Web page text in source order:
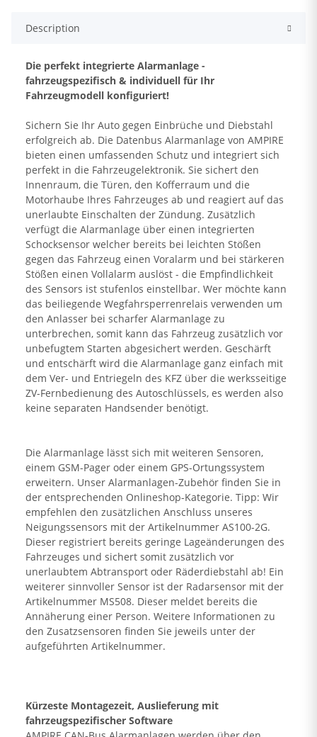
Description
Die perfekt integrierte Alarmanlage -
fahrzeugspezifisch & individuell für Ihr
Fahrzeugmodell konfiguriert!
Sichern Sie Ihr Auto gegen Einbrüche und Diebstahl
erfolgreich ab. Die Datenbus Alarmanlage von AMPIRE
bieten einen umfassenden Schutz und integriert sich
perfekt in die Fahrzeugelektronik. Sie sichert den
Innenraum, die Türen, den Kofferraum und die
Motorhaube Ihres Fahrzeuges ab und reagiert auf das
unerlaubte Einschalten der Zündung. Zusätzlich
verfügt die Alarmanlage über einen integrierten
Schocksensor welcher bereits bei leichten Stößen
gegen das Fahrzeug einen Voralarm und bei stärkeren
Stößen einen Vollalarm auslöst - die Empfindlichkeit
des Sensors ist stufenlos einstellbar. Wer möchte kann
das beiliegende Wegfahrsperrenrelais verwenden um
den Anlasser bei scharfer Alarmanlage zu
unterbrechen, somit kann das Fahrzeug zusätzlich vor
unbefugtem Starten abgesichert werden. Geschärft
und entschärft wird die Alarmanlage ganz einfach mit
dem Ver- und Entriegeln des KFZ über die werksseitige
ZV-Fernbedienung des Autoschlüssels, es werden also
keine separaten Handsender benötigt.
Die Alarmanlage lässt sich mit weiteren Sensoren,
einem GSM-Pager oder einem GPS-Ortungssystem
erweitern. Unser Alarmanlagen-Zubehör finden Sie in
der entsprechenden Onlineshop-Kategorie. Tipp: Wir
empfehlen den zusätzlichen Anschluss unseres
Neigungssensors mit der Artikelnummer AS100-2G.
Dieser registriert bereits geringe Lageänderungen des
Fahrzeuges und sichert somit zusätzlich vor
unerlaubtem Abtransport oder Räderdiebstahl ab! Ein
weiterer sinnvoller Sensor ist der Radarsensor mit der
Artikelnummer MS508. Dieser meldet bereits die
Annäherung einer Person. Weitere Informationen zu
den Zusatzsensoren finden Sie jeweils unter der
aufgeführten Artikelnummer.
Kürzeste Montagezeit, Auslieferung mit
fahrzeugspezifischer Software